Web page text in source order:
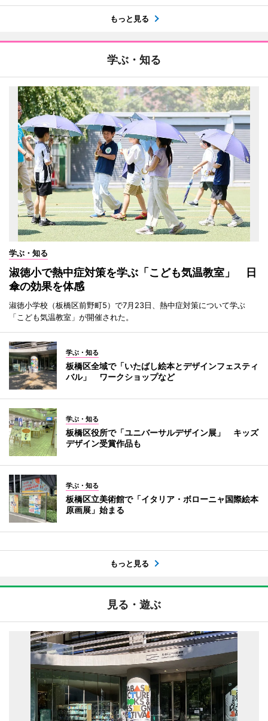
もっと見る
学ぶ・知る
学ぶ・知る
淑徳小で熱中症対策を学ぶ「こども気温教室」 日
傘の効果を体感
淑徳小学校（板橋区前野町5）で7月23日、熱中症対策について学ぶ
「こども気温教室」が開催された。
学ぶ・知る
板橋区全域で「いたばし絵本とデザインフェスティ
バル」 ワークショップなど
学ぶ・知る
板橋区役所で「ユニバーサルデザイン展」 キッズ
デザイン受賞作品も
学ぶ・知る
板橋区立美術館で「イタリア・ボローニャ国際絵本
原画展」始まる
もっと見る
見る・遊ぶ